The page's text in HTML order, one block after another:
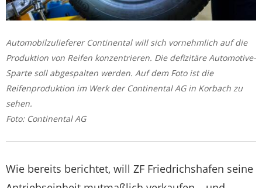
Automobilzulieferer Continental will sich vornehmlich auf die
Produktion von Reifen konzentrieren. Die defizitäre Automotive-
Sparte soll abgespalten werden. Auf dem Foto ist die
Reifenproduktion im Werk der Continental AG in Korbach zu
sehen.
Foto: Continental AG
Wie bereits berichtet, will ZF Friedrichshafen seine